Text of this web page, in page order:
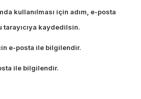
kullanılması için adım, e-posta
kaydedilsin.
e-posta ile bilgilendir.
ile bilgilendir.